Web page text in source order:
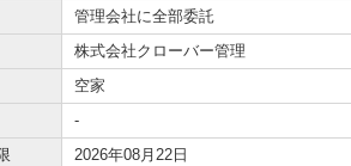
管理会社に全部委託
株式会社クローバー管理
空家
-
2026年08月22日